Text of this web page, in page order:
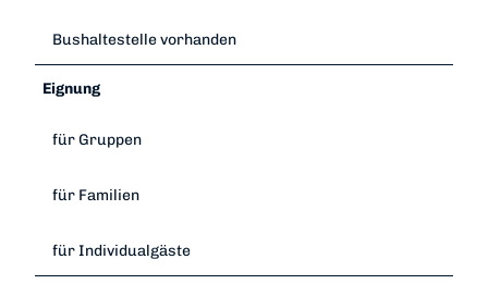
Bushaltestelle vorhanden
Eignung
für Gruppen
für Familien
für Individualgäste